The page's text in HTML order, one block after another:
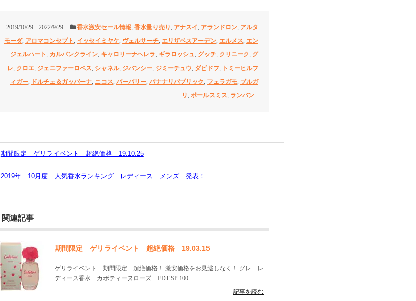
2019/10/29 2022/9/29 香水激安セール情報, 香水量り売り, アナスイ, アランドロン, アルタ
モーダ, アロマコンセプト, イッセイミヤケ, ヴェルサーチ, エリザベスアーデン, エルメス, エン
ジェルハート, カルバンクライン, キャロリーナヘレラ, ギラロッシュ, グッチ, クリニーク, グ
レ, クロエ, ジェニファーロペス, シャネル, ジバンシー, ジミーチュウ, ダビドフ,
トミーヒルフ
ィガー, ドルチェ＆ガッバーナ, ニコス, バーバリー, バナナリパブリック, フェラガモ, ブルガ
リ, ポールスミス, ランバン
期間限定 ゲリライベント 超絶価格 19.10.25
2019年 10月度 人気香水ランキング レディース メンズ 発表！
関連記事
期間限定 ゲリライベント 超絶価格 19.03.15
ゲリライベント 期間限定 超絶価格！ 激安価格をお見逃しなく！ グレ レ
ディース香水 カボティーヌローズ EDT SP 100...
記事を読む